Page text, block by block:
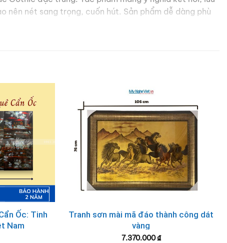
nên nét sang trọng, cuốn hút. Sản phẩm dễ dàng phù
hóa Việt đến đối tác nước ngoài.
chọn ngay
tranh sơn màivẽ Bưu điện Trung tâm Sài
Ốc: Tinh
Nam
Tranh sơn mài mã đáo thành công dát
vàng
7.370.000₫